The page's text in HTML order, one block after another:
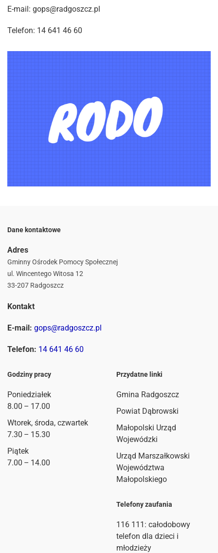
E-mail: gops@radgoszcz.pl
Telefon: 14 641 46 60
Dane kontaktowe
Adres
Gminny Ośrodek Pomocy Społecznej
ul. Wincentego Witosa 12
33-207 Radgoszcz
Kontakt
E-mail: gops@radgoszcz.pl
Telefon: 14 641 46 60
Godziny pracy
Poniedziałek
8.00 – 17.00
Wtorek, środa, czwartek
7.30 – 15.30
Piątek
7.00 – 14.00
Przydatne linki
Gmina Radgoszcz
Powiat Dąbrowski
Małopolski Urząd
Wojewódzki
Urząd Marszałkowski
Województwa
Małopolskiego
Telefony zaufania
116 111 : całodobowy
telefon dla dzieci i
młodzieży